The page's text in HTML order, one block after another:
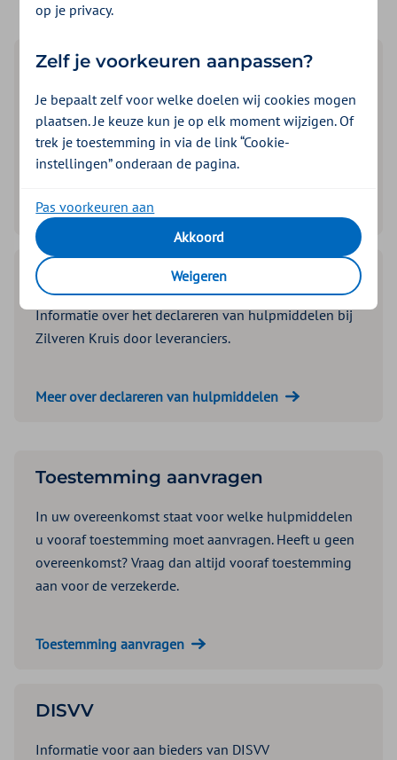
Beleid en contract
Bekijk het inkoopbeleid van hulpmiddelen. Lees wie
een overeenkomst kan krijgen. En lees over het
proces en de planning van de contractering.
Meer over beleid en contract
Declareren
Informatie over het declareren van hulpmiddelen bij
Zilveren Kruis door leveranciers.
Meer over declareren van hulpmiddelen
Toestemming aanvragen
In uw overeenkomst staat voor welke hulpmiddelen
u vooraf toestemming moet aanvragen. Heeft u geen
overeenkomst? Vraag dan altijd vooraf toestemming
aan voor de verzekerde.
Toestemming aanvragen
DISVV
Informatie voor aan bieders van DISVV
op je privacy.
Zelf je voorkeuren aanpassen?
Je bepaalt zelf voor welke doelen wij cookies mogen
plaatsen. Je keuze kun je op elk moment wijzigen. Of
trek je toestemming in via de link “Cookie-
instellingen” onderaan de pagina.
Pas voorkeuren aan
Akkoord
Weigeren